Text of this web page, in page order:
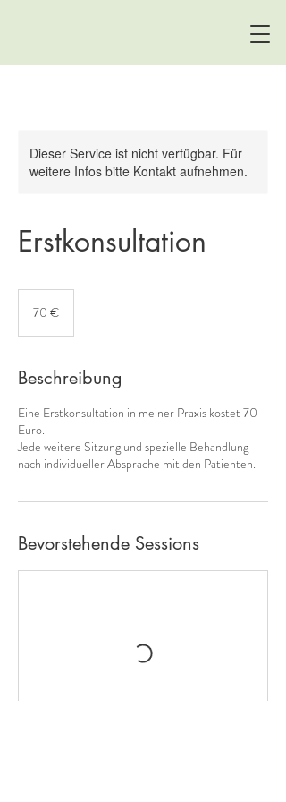
Dieser Service ist nicht verfügbar. Für
weitere Infos bitte Kontakt aufnehmen.
Erstkonsultation
70 €
Beschreibung
Eine Erstkonsultation in meiner Praxis kostet 70
Euro.
Jede weitere Sitzung und spezielle Behandlung
nach individueller Absprache mit den Patienten.
Bevorstehende Sessions